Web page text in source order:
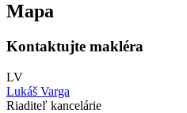
Mapa
Kontaktujte makléra
LV
Lukáš Varga
Riaditeľ kancelárie